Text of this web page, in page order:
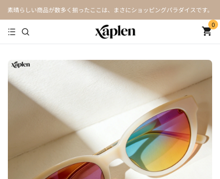
素晴らしい商品が数多く揃ったここは、まさにショッピングパラダイスです。
0